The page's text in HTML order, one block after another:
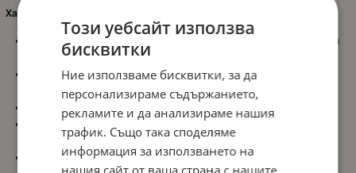
Характеристики:
Плаващо пате за баня
, което прави къпането по-забавно и
интересно за бебето;
Ярък цвят, който стимулира зрителното възприятие и
вниманието на детето;
Удобна форма за малки ръчички
, улеснява хващането и
стискането;
Подпомага развитието нафината моторика и
Този уебсайт използва
бисквитки
Ние използваме бисквитки, за да
персонализираме съдържанието,
рекламите и да анализираме нашия
трафик. Също така споделяме
информация за използването на
нашия сайт от ваша страна с нашите